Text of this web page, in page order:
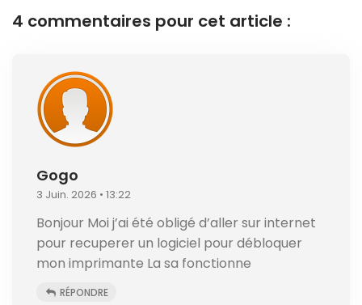
4 commentaires pour cet article :
Gogo
3 Juin. 2026 • 13:22
Bonjour Moi j’ai été obligé d’aller sur internet
pour recuperer un logiciel pour débloquer
mon imprimante La sa fonctionne
RÉPONDRE